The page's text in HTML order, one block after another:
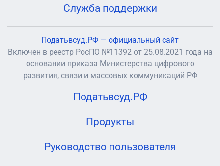
Служба поддержки
Податьвсуд.РФ — официальный сайт
Включен в реестр РосПО №11392 от 25.08.2021 года на
основании приказа Министерства цифрового
развития, связи и массовых коммуникаций РФ
Податьвсуд.РФ
Продукты
Руководство пользователя